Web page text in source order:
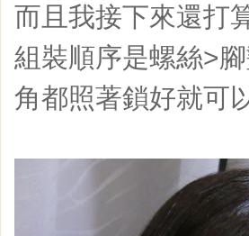
而且我接下來還打
組裝順序是螺絲>
角都照著鎖好就可